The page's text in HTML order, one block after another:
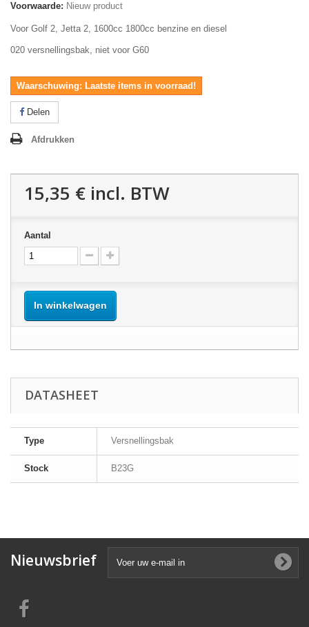
Voorwaarde: Nieuw product
Voor Golf 2, Jetta 2, 1600cc 1800cc benzine en diesel
020 versnellingsbak, niet voor G60
Waarschuwing: Laatste items in voorraad!
Delen
Afdrukken
15,35 € incl. BTW
Aantal
In winkelwagen
DATASHEET
Type Versnellingsbak
Stock B23G
Nieuwsbrief